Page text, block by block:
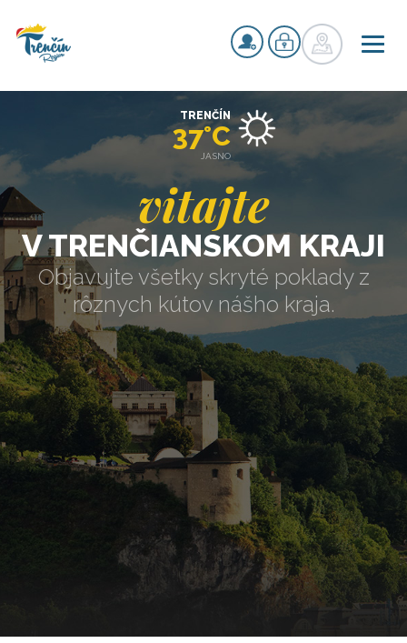
vitajte
V TRENČIANSKOM KRAJI
Objavujte všetky skryté poklady z
rôznych kútov nášho kraja.
TRENČÍN
37°C
JASNO